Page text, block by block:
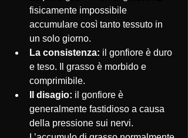
fisicamente impossibile
accumulare così tanto tessuto in
un solo giorno.
La consistenza: il gonfiore è duro
e teso. Il grasso è morbido e
comprimibile.
Il disagio: il gonfiore è
generalmente fastidioso a causa
della pressione sui nervi.